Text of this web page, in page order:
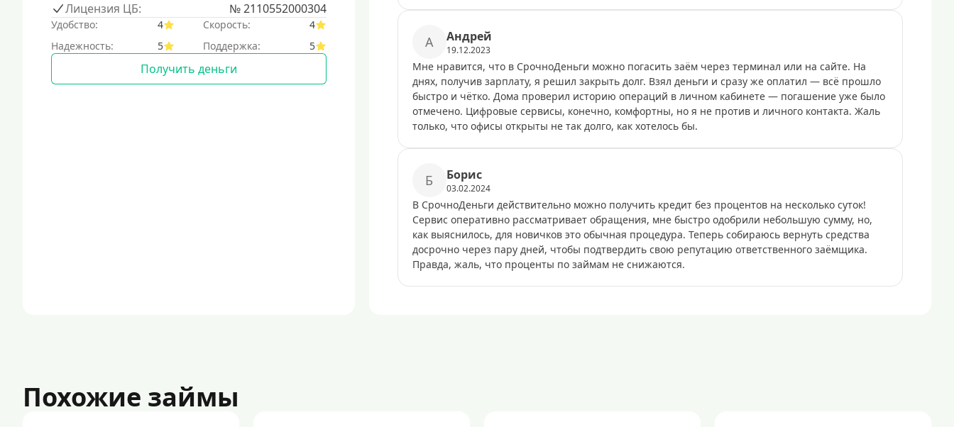
Лицензия ЦБ:
№ 2110552000304
Удобство: 4 Скорость:
4
Надежность:
5 Поддержка: 5
Получить деньги
А Андрей
19.12.2023
Мне нравится, что в СрочноДеньги можно погасить заём через терминал или на сайте. На
днях, получив зарплату, я решил закрыть долг. Взял деньги и сразу же оплатил — всё прошло
быстро и чётко. Дома проверил историю операций в личном кабинете — погашение уже было
отмечено. Цифровые сервисы, конечно, комфортны, но я не против и личного контакта. Жаль
только, что офисы открыты не так долго, как хотелось бы.
Б Борис
03.02.2024
В СрочноДеньги действительно можно получить кредит без процентов на несколько суток!
Сервис оперативно рассматривает обращения, мне быстро одобрили небольшую сумму, но,
как выяснилось, для новичков это обычная процедура. Теперь собираюсь вернуть средства
досрочно через пару дней, чтобы подтвердить свою репутацию ответственного заёмщика.
Правда, жаль, что проценты по займам не снижаются.
Похожие займы